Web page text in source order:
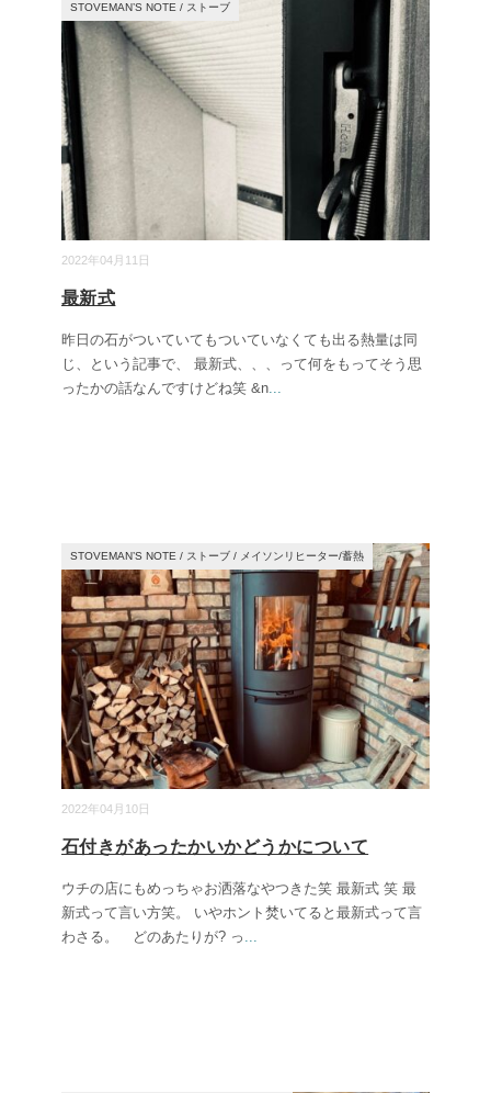
2022年04月11日
STOVEMAN’S NOTE / ストーブ
最新式
昨日の石がついていてもついていなくても出る熱量は同
じ、という記事で、 最新式、、、って何をもってそう思
ったかの話なんですけどね笑 &n...
2022年04月10日
STOVEMAN’S NOTE / ストーブ / メイソンリヒーター/蓄熱
石付きがあったかいかどうかについて
ウチの店にもめっちゃお洒落なやつきた笑 最新式 笑 最
新式って言い方笑。 いやホント焚いてると最新式って言
わさる。 どのあたりが? っ ...